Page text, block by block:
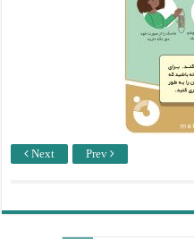
Next Prev